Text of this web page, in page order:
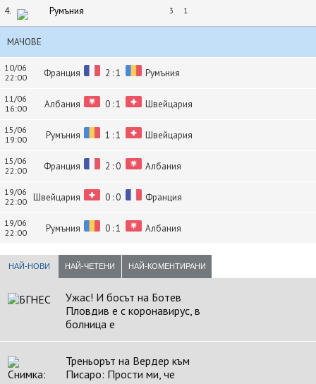
4. Румъния 3 1
МАЧОВЕ
10/06
22:00
Франция 2 : 1 Румъния
11/06
16:00
Албания 0 : 1 Швейцария
15/06
19:00
Румъния 1 : 1 Швейцария
15/06
22:00
Франция 2 : 0 Албания
19/06
22:00
Швейцария 0 : 0 Франция
19/06
22:00
Румъния 0 : 1 Албания
НАЙ-НОВИ НАЙ-ЧЕТЕНИ НАЙ-КОМЕНТИРАНИ
Ужас! И босът на Ботев
Пловдив е с коронавирус, в
болница е
Треньорът на Вердер към
Писаро: Прости ми, че